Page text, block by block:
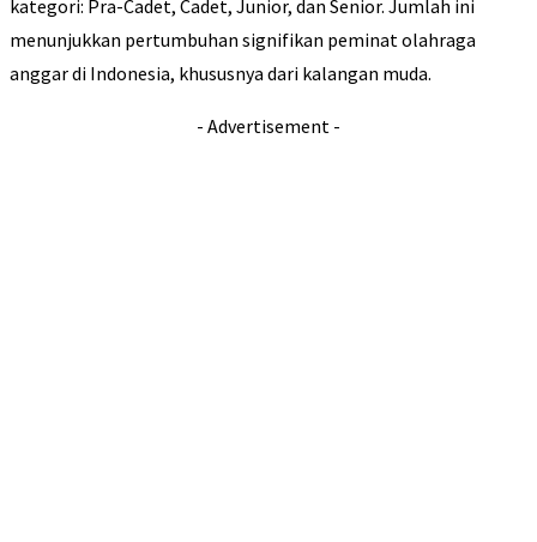
kategori: Pra-Cadet, Cadet, Junior, dan Senior. Jumlah ini
menunjukkan pertumbuhan signifikan peminat olahraga
anggar di Indonesia, khususnya dari kalangan muda.
- Advertisement -